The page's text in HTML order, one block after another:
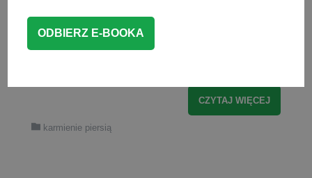
wiele pytań i wątpliwości. Warto
przygotować się co nieco do tego
CZYTAJ WIĘCEJ
karmienie piersią